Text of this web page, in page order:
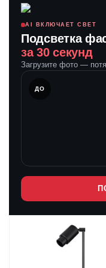
AI ВКЛЮЧАЕТ СВЕТ
Подсветка
за 30 секунд
Загрузите фото —
ДО